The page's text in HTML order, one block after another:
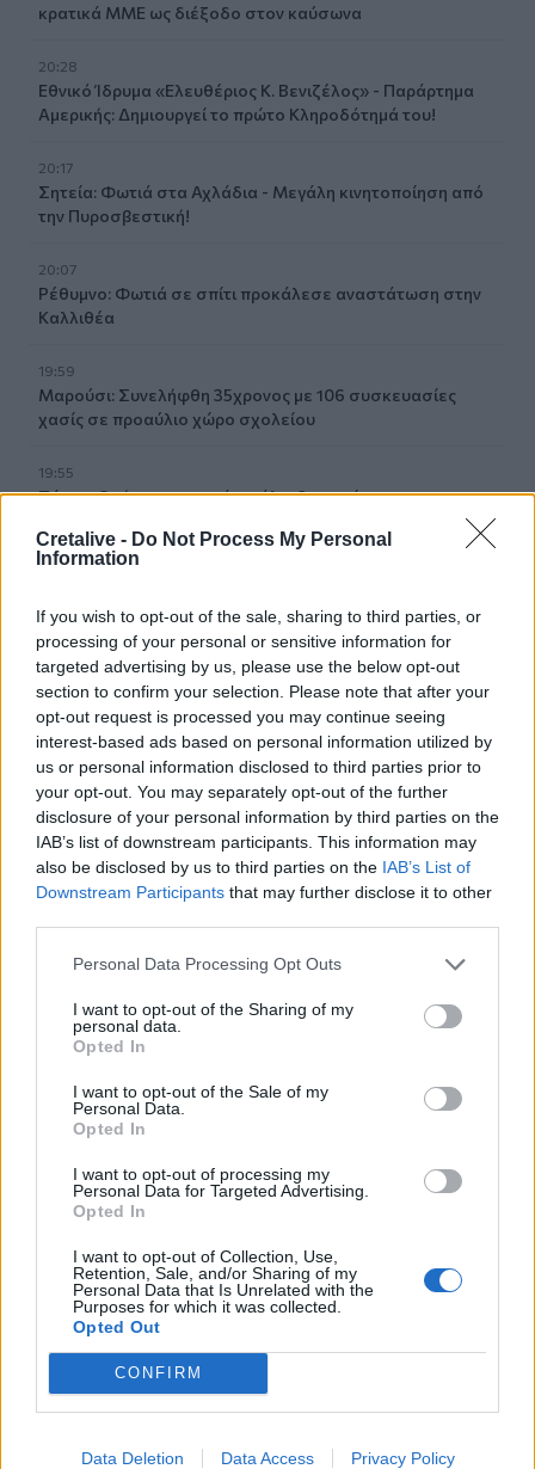
Cretalive - Do Not Process My Personal
Information
If you wish to opt-out of the sale, sharing to third parties, or
processing of your personal or sensitive information for
targeted advertising by us, please use the below opt-out
section to confirm your selection. Please note that after your
opt-out request is processed you may continue seeing
interest-based ads based on personal information utilized by
us or personal information disclosed to third parties prior to
your opt-out. You may separately opt-out of the further
disclosure of your personal information by third parties on the
IAB’s list of downstream participants. This information may
also be disclosed by us to third parties on the IAB’s List of
Downstream Participants that may further disclose it to other
Personal Data Processing Opt Outs
I want to opt-out of the Sharing of my
personal data.
Opted In
I want to opt-out of the Sale of my
Personal Data.
Opted In
I want to opt-out of processing my
Personal Data for Targeted Advertising.
Opted In
I want to opt-out of Collection, Use,
Retention, Sale, and/or Sharing of my
Personal Data that Is Unrelated with the
Purposes for which it was collected.
Opted Out
CONFIRM
Data Deletion Data Access Privacy Policy
κρατικά ΜΜΕ ως διέξοδο στον καύσωνα
20:28
Εθνικό Ίδρυμα «Ελευθέριος Κ. Βενιζέλος» - Παράρτημα
Αμερικής: Δημιουργεί το πρώτο Κληροδότημά του!
20:17
Σητεία: Φωτιά στα Αχλάδια - Μεγάλη κινητοποίηση από
την Πυροσβεστική!
20:07
Ρέθυμνο: Φωτιά σε σπίτι προκάλεσε αναστάτωση στην
Καλλιθέα
19:59
Μαρούσι: Συνελήφθη 35χρονος με 106 συσκευασίες
χασίς σε προαύλιο χώρο σχολείου
19:55
Πάτρα: Θρήνος για μωράκι μόλις 8 ημερών –
λιπασμάτων
19:42
Καλοκαίρι 2026: Η Ευρώπη στις φλόγες - 5 εκατ.
στρέμματα στάχτη, από την Πορτογαλία έως την Κρήτη
(Βίντεο)
19:18
ΗΠΑ: Εφετείο απαγόρευσε να συνεχιστεί η κατασκευή
της αίθουσας χορού στον Λευκό Οίκο
19:11
Χανιά: Σχεδόν 1 εκατ. ευρώ από το Ταμείο Αλληλεγγύης
σχολικές υποδομές και δημόσιους χώρους
ΣΧΕΤΙΚA AΡΘΡΑ
Μεταναστευτικό: Σύλληψη 18χρονου διακινητή για
ΚΡΗΤΗ 21:31
Μεταναστευτικό: Σύλληψη
Μεταναστευτικό: Σύλληψη
Διεθνείς διακρίσεις για τη
Διεθνείς διακρίσεις για τη